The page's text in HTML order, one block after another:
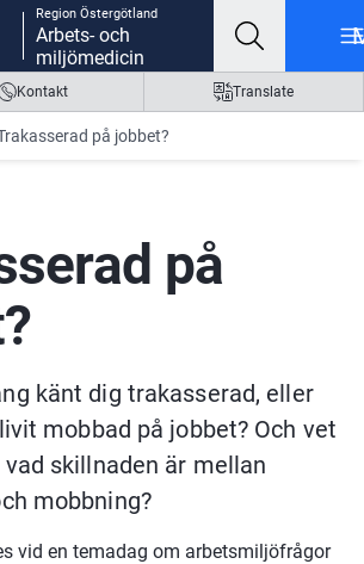
Region Östergötland
Arbets- och
miljömedicin
Kontakt Translate
på jobbet?
på
känt dig trakasserad, eller
mobbad på jobbet? Och vet
skillnaden är mellan
mobbning?
vid en temadag om arbetsmiljöfrågor